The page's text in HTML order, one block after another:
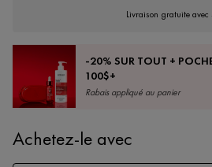
Livraison gratuite
-20% SUR TOUT +
100$+
Rabais appliqué au panier
Achetez-le avec